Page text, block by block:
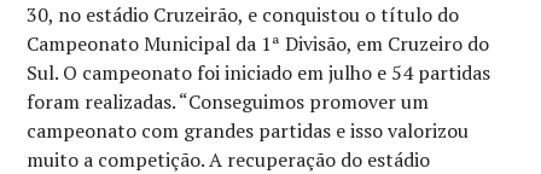
30, no estádio Cruzeirão, e conquistou o título do
Campeonato Municipal da 1ª Divisão, em Cruzeiro do
Sul. O campeonato foi iniciado em julho e 54 partidas
foram realizadas. “Conseguimos promover um
campeonato com grandes partidas e isso valorizou
muito a competição. A recuperação do estádio